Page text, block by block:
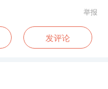
举报
发评论